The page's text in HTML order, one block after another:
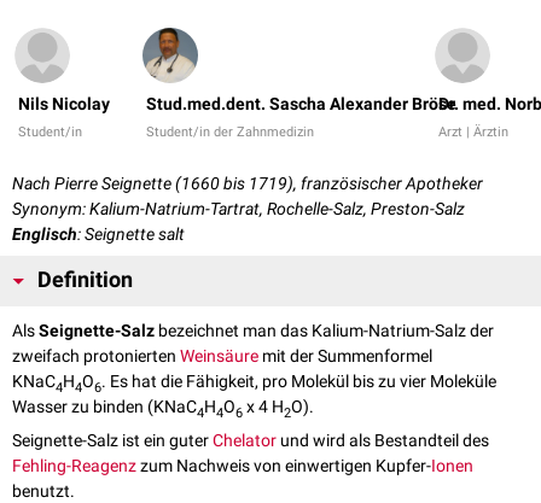
Nils Nicolay
Student/in
Stud.med.dent. Sascha Alexander Bröse
Student/in der Zahnmedizin
Dr. med.
Arzt | Ärztin
Nach Pierre Seignette (1660 bis 1719), französischer Apotheker
Synonym: Kalium-Natrium-Tartrat, Rochelle-Salz, Preston-Salz
Englisch: Seignette salt
Definition
AlsSeignette-Salz bezeichnet man das Kalium-Natrium-Salz der
zweifach protonierten Weinsäure mit der Summenformel
KNaC4H4O6. Es hat die Fähigkeit, pro Molekül bis zu vier Moleküle
Wasser zu binden (KNaC4H4O6 x 4 H2O).
Seignette-Salz ist ein guterChelator und wird als Bestandteil des
Fehling-Reagenzzum Nachweis von einwertigen Kupfer-Ionen
benutzt.